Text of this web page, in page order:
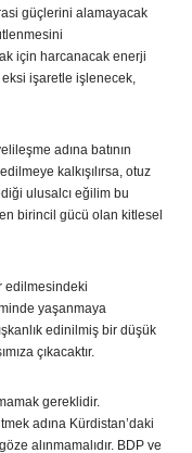
güçlerini alamayacak
için harcanacak enerji
işaretle işlenecek,
adına batının
kalkışılırsa, otuz
ulusalcı eğilim bu
birincil gücü olan kitlesel
edilmesindeki
yaşanmaya
edinilmiş bir düşük
çıkacaktır.
gereklidir.
adına Kürdistan’daki
alınmamalıdır. BDP ve